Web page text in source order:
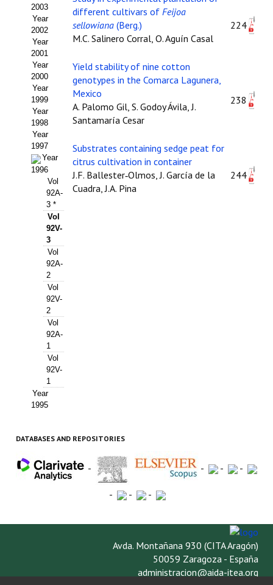
Buscador de Comunicaciones
Buscador de Comunicaciones
CONTACTO
BUSCADOR
2003
Year
2002
Year
2001
Year
2000
Year
1999
Year
1998
Year
1997
Year
1996
Vol
92A-
3 *
Vol
92V-
3
Vol
92A-
2
Vol
92V-
2
Vol
92A-
1
Vol
92V-
1
Year
1995
different cultivars of Feijoa
sellowiana (Berg.)
M.C. Salinero Corral, O. Aguín Casal
224
Yield stability of nine cotton
genotypes in the Comarca Lagunera,
Mexico
A. Palomo Gil, S. Godoy Ávila, J.
Santamaría Cesar
238
Substrates containing sedge peat for
citrus cultivation in container
J.F. Ballester‑Olmos, J. García de la
Cuadra, J.A. Pina
244
DATABASES AND REPOSITORIES
- - - -
- - -
Avda. Montañana 930 (CITA Aragón)
50059 Zaragoza - España
administracion@aida-itea.org